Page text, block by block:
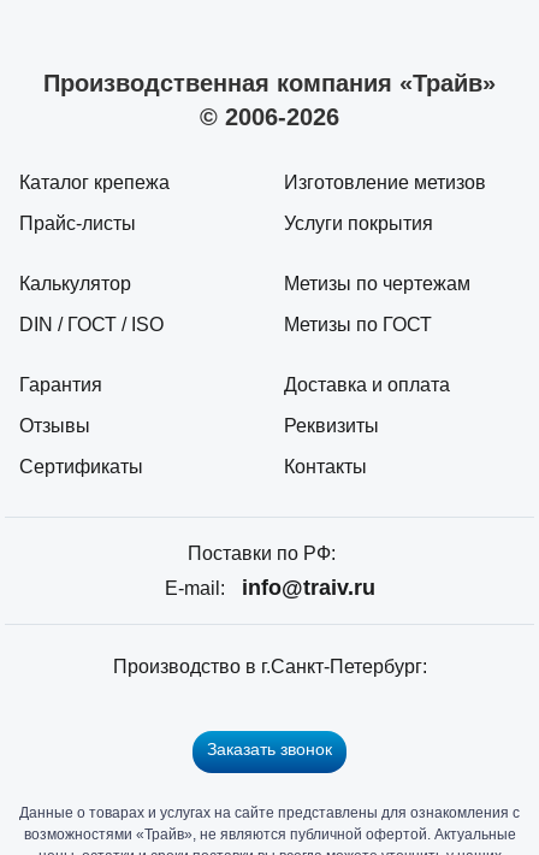
Производственная компания «Трайв»
© 2006-2026
Каталог крепежа
Прайс-листы
Калькулятор
DIN / ГОСТ / ISO
Гарантия
Отзывы
Сертификаты
Изготовление метизов
Услуги покрытия
Метизы по чертежам
Метизы по ГОСТ
Доставка и оплата
Реквизиты
Контакты
Поставки по РФ:
E-mail:
info@traiv.ru
Производство в г.Санкт-Петербург:
Заказать звонок
Данные о товарах и услугах на сайте представлены для ознакомления с
возможностями «Трайв», не являются публичной офертой. Актуальные
Главный